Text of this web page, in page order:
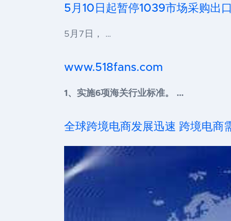
5月10日起暂停1039市场采购出
5月7日， …
www.518fans.com
1、实施6项海关行业标准。 …
全球跨境电商发展迅速 跨境电商